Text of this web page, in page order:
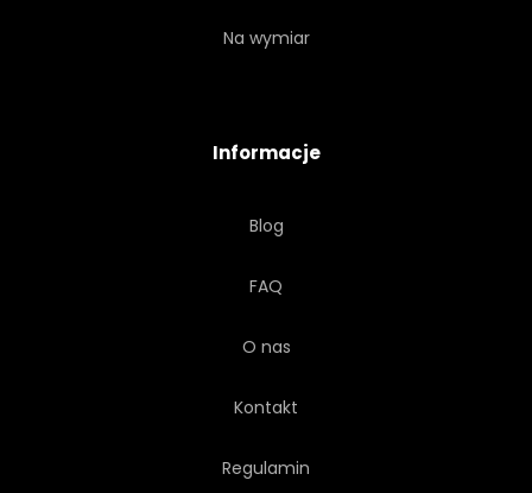
Na wymiar
Informacje
Blog
FAQ
O nas
Kontakt
Regulamin